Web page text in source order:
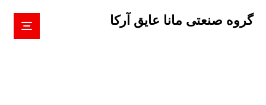
گروه صنعتی مانا عایق آرکا